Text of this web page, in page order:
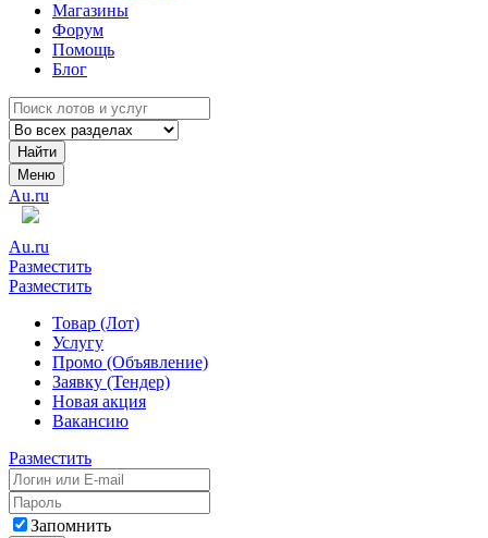
Магазины
Форум
Помощь
Блог
Найти
Меню
Au.ru
Au.ru
Разместить
Разместить
Товар (Лот)
Услугу
Промо (Объявление)
Заявку (Тендер)
Новая акция
Вакансию
Разместить
Запомнить